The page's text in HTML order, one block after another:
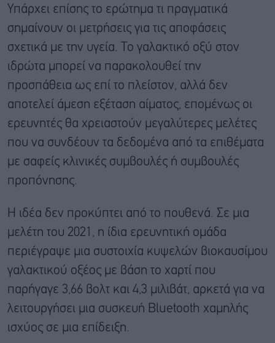
Υπάρχει επίσης το ερώτημα τι πραγματικά
σημαίνουν οι μετρήσεις για τις αποφάσεις
σχετικά με την υγεία. Το γαλακτικό οξύ στον
ιδρώτα μπορεί να παρακολουθεί την
προσπάθεια ως επί το πλείστον, αλλά δεν
αποτελεί άμεση εξέταση αίματος, επομένως οι
ερευνητές θα χρειαστούν μεγαλύτερες μελέτες
που να συνδέουν τα δεδομένα από τα επιθέματα
με σαφείς κλινικές συμβουλές ή συμβουλές
προπόνησης.
Η ιδέα δεν προκύπτει από το πουθενά. Σε μια
μελέτη του 2021, η ίδια ερευνητική ομάδα
περιέγραψε μια συστοιχία κυψελών βιοκαυσίμου
γαλακτικού οξέος με βάση το χαρτί που
παρήγαγε 3,66 βολτ και 4,3 μιλιβάτ, αρκετά για να
λειτουργήσει μια συσκευή Bluetooth χαμηλής
ισχύος σε μια επίδειξη.